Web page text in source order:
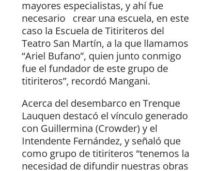
mayores especialistas, y ahí fue
necesario crear una escuela, en este
caso la Escuela de Titiriteros del
Teatro San Martín, a la que llamamos
“Ariel Bufano”, quien junto conmigo
fue el fundador de este grupo de
titiriteros”, recordó Mangani.
Acerca del desembarco en Trenque
Lauquen destacó el vínculo generado
con Guillermina (Crowder) y el
Intendente Fernández, y señaló que
como grupo de titiriteros “tenemos la
necesidad de difundir nuestras obras